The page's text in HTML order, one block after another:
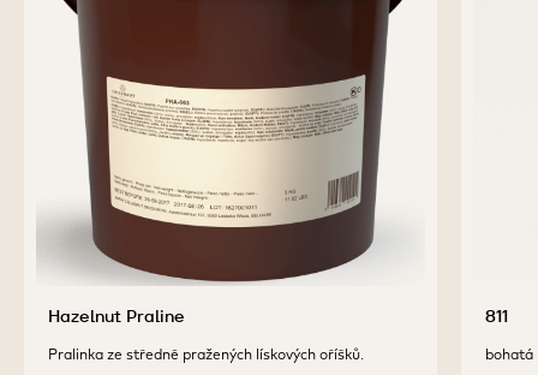
Hazelnut Praline
Pralinka ze středně pražených lískových oříšků.
811
bohatá